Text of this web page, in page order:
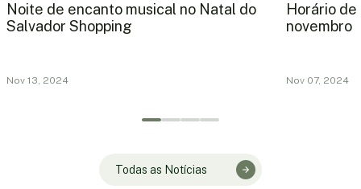
Noite de encanto musical no Natal do
Salvador Shopping
Nov 13, 2024
Horário
novembro
Nov 07, 2024
Todas as Notícias